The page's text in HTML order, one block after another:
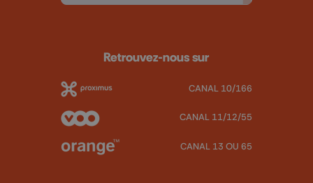
Retrouvez-nous sur
CANAL 10/166
CANAL 11/12/55
CANAL 13 OU 65